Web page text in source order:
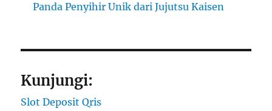
Panda Penyihir Unik dari Jujutsu Kaisen
Kunjungi:
Slot Deposit Qris